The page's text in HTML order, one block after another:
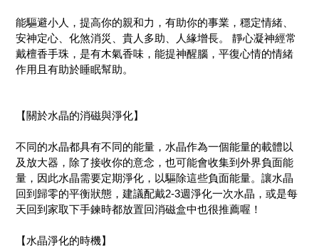
能驅避小人，提高你的親和力，有助你的事業，穩定情緒、
安神定心、化煞消災、貴人多助、人緣增長。 靜心凝神經常
戴檀香手珠，是有木氣香味，能提神醒腦，平復心情的情緒
作用且有助於睡眠幫助。
【關於水晶的消磁與淨化】
不同的水晶都具有不同的能量，水晶作為一個能量的載體以
及放大器，除了接收你的意念，也可能會收集到外界負面能
量，因此水晶需要定期淨化，以驅除這些負面能量。讓水晶
回到歸零的平衡狀態，建議配戴2-3週淨化一次水晶，或是每
天回到家取下手鍊時都放置回消磁盒中也很推薦喔！
【水晶淨化的時機】